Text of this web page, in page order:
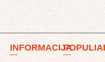
INFORMACIJA